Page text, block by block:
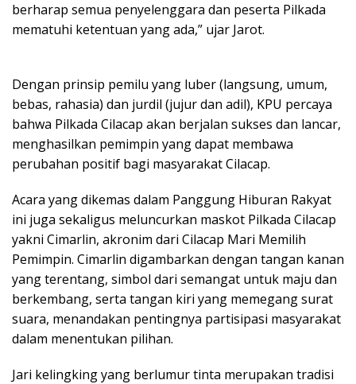
berharap semua penyelenggara dan peserta Pilkada
mematuhi ketentuan yang ada,” ujar Jarot.
Dengan prinsip pemilu yang luber (langsung, umum,
bebas, rahasia) dan jurdil (jujur dan adil), KPU percaya
bahwa Pilkada Cilacap akan berjalan sukses dan lancar,
menghasilkan pemimpin yang dapat membawa
perubahan positif bagi masyarakat Cilacap.
Acara yang dikemas dalam Panggung Hiburan Rakyat
ini juga sekaligus meluncurkan maskot Pilkada Cilacap
yakni Cimarlin, akronim dari Cilacap Mari Memilih
Pemimpin. Cimarlin digambarkan dengan tangan kanan
yang terentang, simbol dari semangat untuk maju dan
berkembang, serta tangan kiri yang memegang surat
suara, menandakan pentingnya partisipasi masyarakat
dalam menentukan pilihan.
Jari kelingking yang berlumur tinta merupakan tradisi